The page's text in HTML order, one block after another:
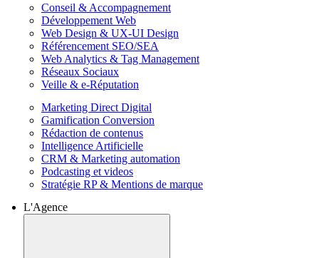
Conseil & Accompagnement
Développement Web
Web Design & UX-UI Design
Référencement SEO/SEA
Web Analytics & Tag Management
Réseaux Sociaux
Veille & e-Réputation
Marketing Direct Digital
Gamification Conversion
Rédaction de contenus
Intelligence Artificielle
CRM & Marketing automation
Podcasting et videos
Stratégie RP & Mentions de marque
L'Agence